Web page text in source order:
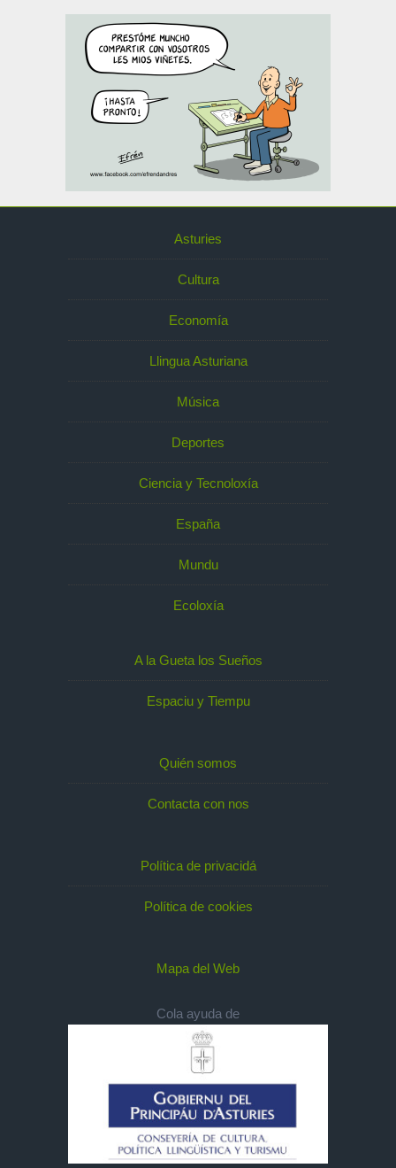
Asturies
Cultura
Economía
Llingua Asturiana
Música
Deportes
Ciencia y Tecnoloxía
España
Mundu
Ecoloxía
A la Gueta los Sueños
Espaciu y Tiempu
Quién somos
Contacta con nos
Política de privacidá
Política de cookies
Mapa del Web
Cola ayuda de